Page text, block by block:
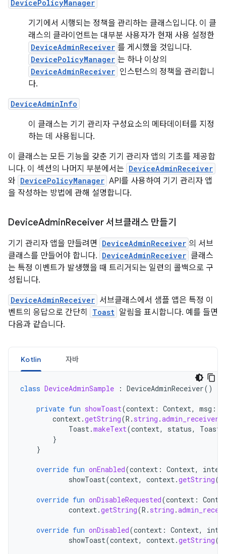
DevicePolicyManager
기기에서 시행되는 정책을 관리하는 클래스입니다. 이 클
래스의 클라이언트는 대부분 사용자가 현재 사용 설정한
DeviceAdminReceiver 를 게시했을 것입니다.
DevicePolicyManager 는 하나 이상의
DeviceAdminReceiver 인스턴스의 정책을 관리합니
다.
DeviceAdminInfo
이 클래스는 기기 관리자 구성요소의 메타데이터를 지정
하는 데 사용됩니다.
이 클래스는 모든 기능을 갖춘 기기 관리자 앱의 기초를 제공합
니다. 이 섹션의 나머지 부분에서는 DeviceAdminReceiver
와 DevicePolicyManager API를 사용하여 기기 관리자 앱
을 작성하는 방법에 관해 설명합니다.
DeviceAdminReceiver 서브클래스 만들기
기기 관리자 앱을 만들려면 DeviceAdminReceiver 의 서브
클래스를 만들어야 합니다. DeviceAdminReceiver 클래스
는 특정 이벤트가 발생했을 때 트리거되는 일련의 콜백으로 구
성됩니다.
DeviceAdminReceiver 서브클래스에서 샘플 앱은 특정 이
벤트의 응답으로 간단히
Toast 알림을 표시합니다. 예를 들면
다음과 같습니다.
Kotlin 자바
class DeviceAdminSample : DeviceAdminReceiver()
private fun showToast(context : Context, msg :
context.getString(R . string .
Toast.makeText(context, status, Toast
}
}
override fun onEnabled(context : Context,
showToast(context, context.getString(
override fun onDisableRequested(context :
context.getString(R . string .
override fun onDisabled(context : Context,
showToast(context, context.getString(